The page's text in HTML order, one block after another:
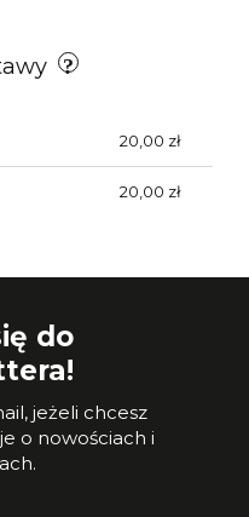
20,00 zł
20,00 zł
do
jeżeli chcesz
o nowościach i